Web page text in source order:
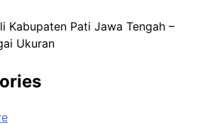
Kabupaten Pati Jawa Tengah –
Ukuran